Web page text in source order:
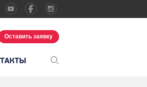
Оставить заявку